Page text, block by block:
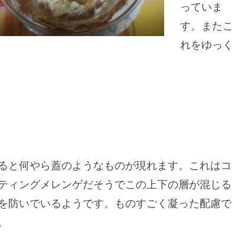
っていま
す。またこ
れをゆっく
と何やら蓋のようなものが現れます。これはコ
ィングメレンゲだそうでこの上下の層が混じる
防いでいるようです。ものすごく凝った配慮で